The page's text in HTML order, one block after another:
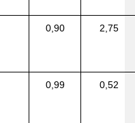
0,90 2,75
0,99 0,52